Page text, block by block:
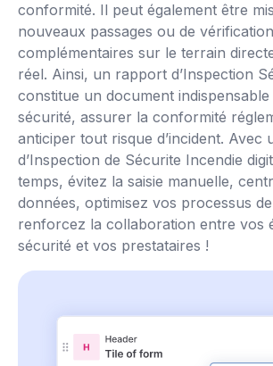
conformité. Il peut également être
nouveaux passages ou de
complémentaires sur le terrain
réel. Ainsi, un rapport d’Inspection
constitue un document
sécurité, assurer la conformité
anticiper tout risque d’incident. Avec
d’Inspection de Sécurite Incendie
temps, évitez la saisie manuelle,
données, optimisez vos processus
renforcez la collaboration entre vos
sécurité et vos prestataires !